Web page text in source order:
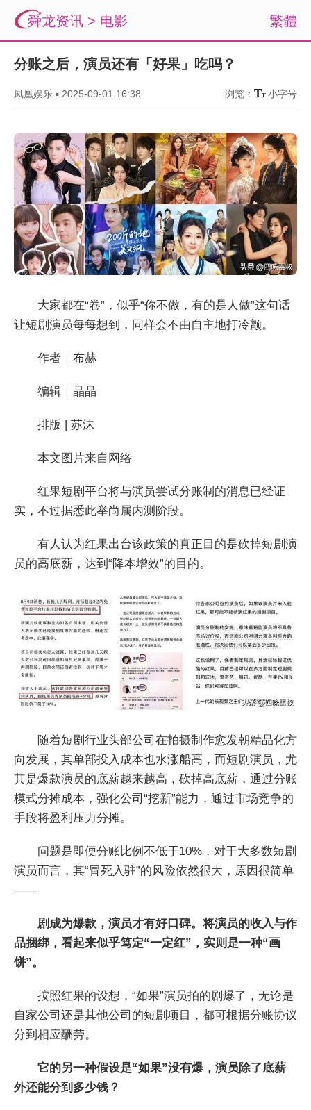
繁體
舜龙资讯 > 电影
分账之后，演员还有「好果」吃吗？
凤凰娱乐 ▪ 2025-09-01 16:38 浏览： 小字号
大家都在“卷”，似乎“你不做，有的是人做”这句话
让短剧演员每每想到，同样会不由自主地打冷颤。
作者｜布赫
编辑｜晶晶
排版 | 苏沫
本文图片来自网络
红果短剧平台将与演员尝试分账制的消息已经证
实，不过据悉此举尚属内测阶段。
有人认为红果出台该政策的真正目的是砍掉短剧演
员的高底薪，达到“降本增效”的目的。
随着短剧行业头部公司在拍摄制作愈发朝精品化方
向发展，其单部投入成本也水涨船高，而短剧演员，尤
其是爆款演员的底薪越来越高，砍掉高底薪，通过分账
模式分摊成本，强化公司“挖新”能力，通过市场竞争的
手段将盈利压力分摊。
问题是即便分账比例不低于10%，对于大多数短剧
演员而言，其“冒死入驻”的风险依然很大，原因很简单
——
剧成为爆款，演员才有好口碑。将演员的收入与作
品捆绑，看起来似乎笃定“一定红”，实则是一种“画
饼”。
按照红果的设想，“如果”演员拍的剧爆了，无论是
自家公司还是其他公司的短剧项目，都可根据分账协议
分到相应酬劳。
它的另一种假设是“如果”没有爆，演员除了底薪
外还能分到多少钱？